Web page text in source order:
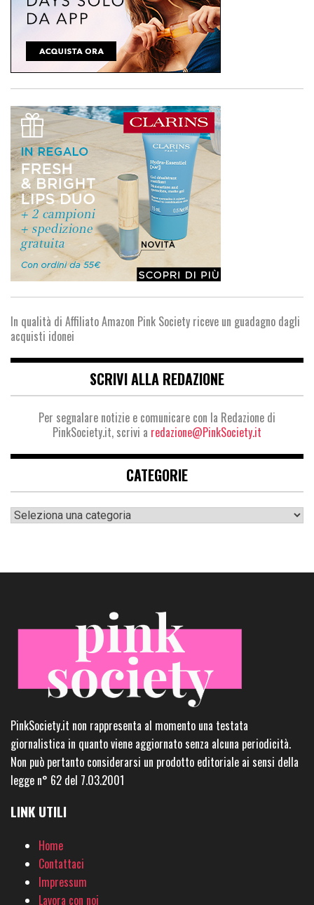
In qualità di Affiliato Amazon Pink Society riceve un guadagno dagli
acquisti idonei
SCRIVI ALLA REDAZIONE
Per segnalare notizie e comunicare con la Redazione di
PinkSociety.it, scrivi a redazione@PinkSociety.it
CATEGORIE
Categorie
PinkSociety.it non rappresenta al momento una testata
giornalistica in quanto viene aggiornato senza alcuna periodicità.
Non può pertanto considerarsi un prodotto editoriale ai sensi della
legge n° 62 del 7.03.2001
LINK UTILI
Home
Contattaci
Impressum
Lavora con noi